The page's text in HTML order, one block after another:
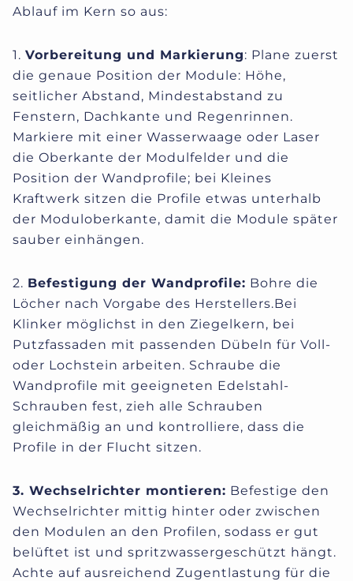
Ablauf im Kern so aus:
1. Vorbereitung und Markierung: Plane zuerst
die genaue Position der Module: Höhe,
seitlicher Abstand, Mindestabstand zu
Fenstern, Dachkante und Regenrinnen.
Markiere mit einer Wasserwaage oder Laser
die Oberkante der Modulfelder und die
Position der Wandprofile; bei Kleines
Kraftwerk sitzen die Profile etwas unterhalb
der Moduloberkante, damit die Module später
sauber einhängen.
2. Befestigung der Wandprofile: Bohre die
Löcher nach Vorgabe des Herstellers.Bei
Klinker möglichst in den Ziegelkern, bei
Putzfassaden mit passenden Dübeln für Voll-
oder Lochstein arbeiten. Schraube die
Wandprofile mit geeigneten Edelstahl-
Schrauben fest, zieh alle Schrauben
gleichmäßig an und kontrolliere, dass die
Profile in der Flucht sitzen.
3. Wechselrichter montieren: Befestige den
Wechselrichter mittig hinter oder zwischen
den Modulen an den Profilen, sodass er gut
belüftet ist und spritzwassergeschützt hängt.
Achte auf ausreichend Zugentlastung für die